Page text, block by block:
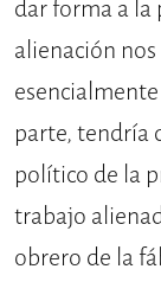
dar forma a la
alienación
parte, tendría
político de la
trabajo
obrero de la